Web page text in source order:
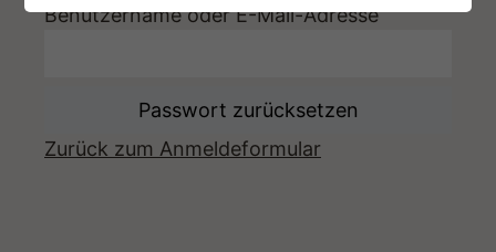
Benutzername oder E-Mail-Adresse
Zurück zum Anmeldeformular